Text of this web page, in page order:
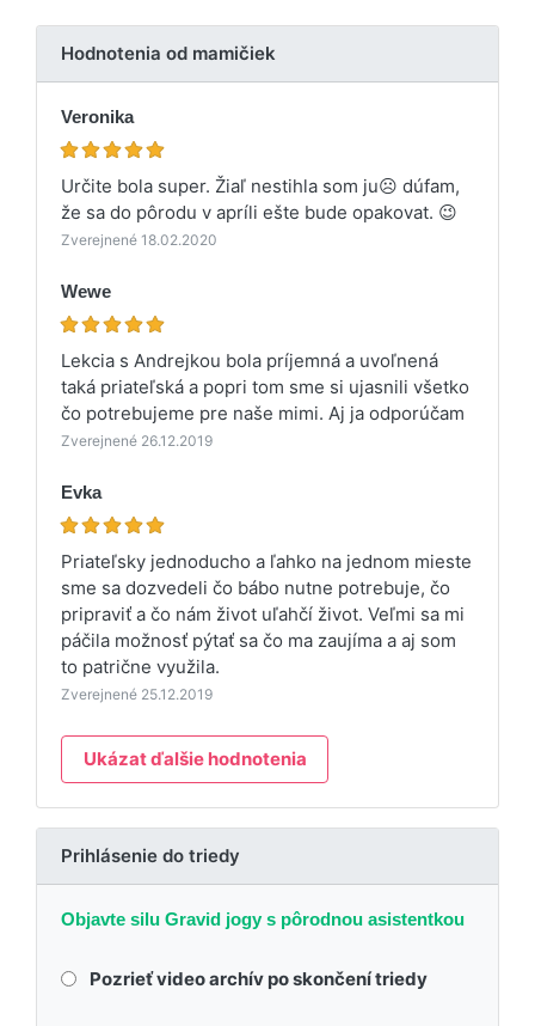
Hodnotenia od mamičiek
Veronika
Určite bola super. Žiaľ nestihla som ju☹️ dúfam,
že sa do pôrodu v apríli ešte bude opakovat. 😉
Zverejnené 18.02.2020
Wewe
Lekcia s Andrejkou bola príjemná a uvoľnená
taká priateľská a popri tom sme si ujasnili všetko
čo potrebujeme pre naše mimi. Aj ja odporúčam
Zverejnené 26.12.2019
Evka
Priateľsky jednoducho a ľahko na jednom mieste
sme sa dozvedeli čo bábo nutne potrebuje, čo
pripraviť a čo nám život uľahčí život. Veľmi sa mi
páčila možnosť pýtať sa čo ma zaujíma a aj som
to patrične využila.
Zverejnené 25.12.2019
Ukázat ďalšie hodnotenia
Prihlásenie do triedy
Objavte silu Gravid jogy s pôrodnou asistentkou
Pozrieť video archív po skončení triedy